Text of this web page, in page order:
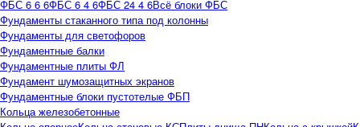
ФБС 6 6 6ФБС 6 4 6ФБС 24 4 6Всё блоки ФБС
Фундаменты стаканного типа под колонны
Фундаменты для светофоров
Фундаментные балки
Фундаментные плиты ФЛ
Фундамент шумозащитных экранов
Фундаментные блоки пустотелые ФБП
Кольца железобетонные